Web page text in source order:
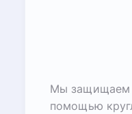
Мы защищаем
помощью